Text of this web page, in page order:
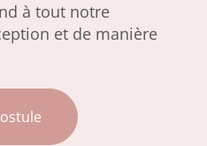
à tout notre
et de manière